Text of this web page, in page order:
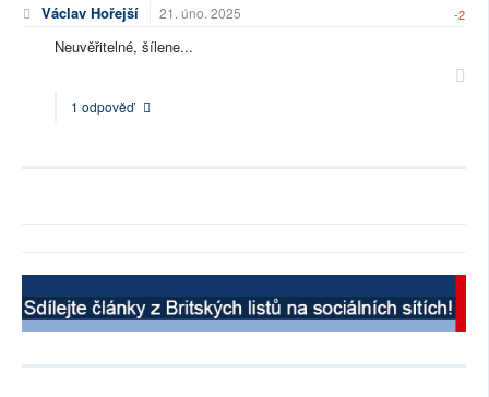
Václav Hořejší 21. úno. 2025 -2
Neuvěřitelné, šílene...
1 odpověď